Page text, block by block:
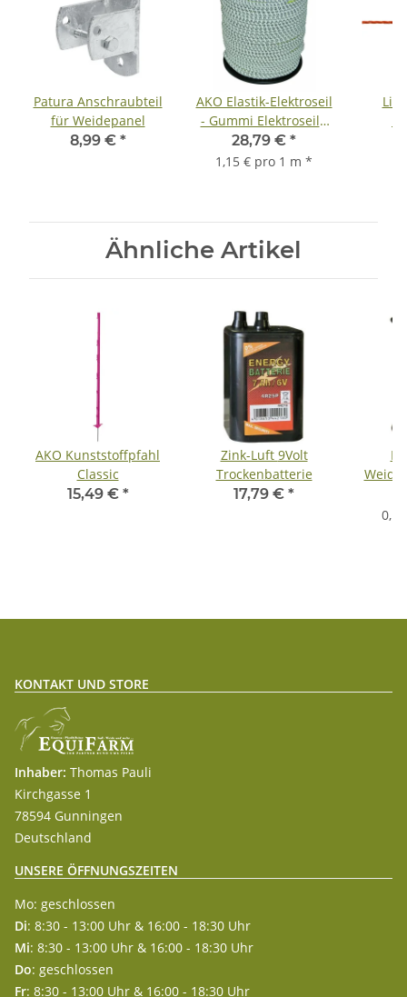
Patura Anschraubteil
für Weidepanel
8,99 € *
AKO Elastik-Elektroseil
- Gummi Elektroseil -
Flexiseil - 7mm 25m
Rolle
28,79 € *
1,15 € pro 1 m *
Ähnliche Artikel
AKO Kunststoffpfahl
Classic
15,49 € *
Zink-Luft 9Volt
Trockenbatterie
17,79 € *
KONTAKT UND STORE
Inhaber: Thomas Pauli
Kirchgasse 1
78594 Gunningen
Deutschland
UNSERE ÖFFNUNGSZEITEN
Mo: geschlossen
Di: 8:30 - 13:00 Uhr & 16:00 - 18:30 Uhr
Mi: 8:30 - 13:00 Uhr & 16:00 - 18:30 Uhr
Do: geschlossen
Fr: 8:30 - 13:00 Uhr & 16:00 - 18:30 Uhr